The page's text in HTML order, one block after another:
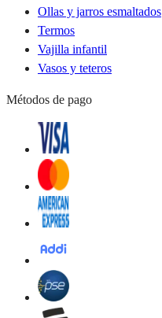
Ollas y jarros esmaltados
Termos
Vajilla infantil
Vasos y teteros
Métodos de pago